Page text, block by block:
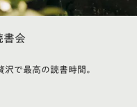
書会
で最高の読書時間。